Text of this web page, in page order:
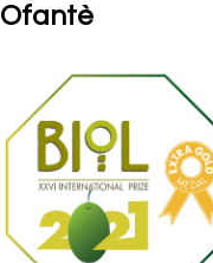
Ofantè